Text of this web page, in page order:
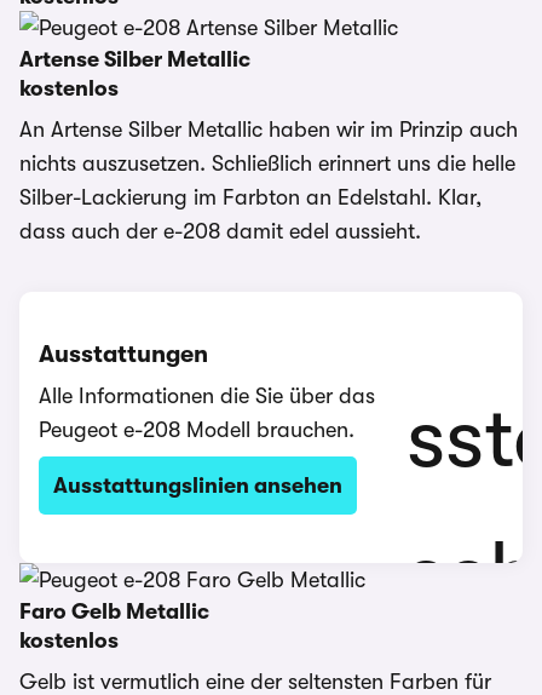
Artense Silber Metallic
kostenlos
An Artense Silber Metallic haben wir im Prinzip auch
nichts auszusetzen. Schließlich erinnert uns die helle
Silber-Lackierung im Farbton an Edelstahl. Klar,
dass auch der e-208 damit edel aussieht.
Ausstattungen
Alle Informationen die Sie über das
Peugeot e-208 Modell brauchen.
Ausstattungslinien ansehen
Faro Gelb Metallic
kostenlos
Gelb ist vermutlich eine der seltensten Farben für